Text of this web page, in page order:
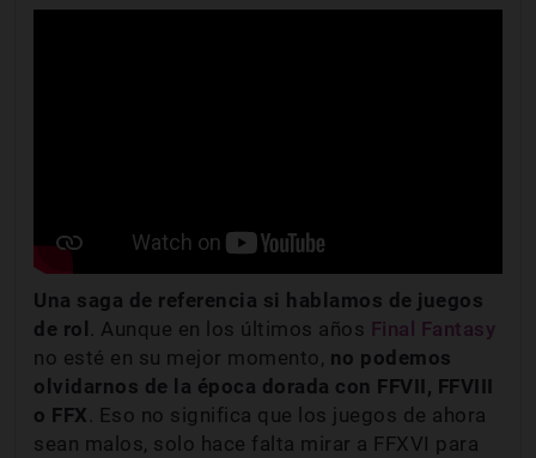
Una saga de referencia si hablamos de juegos
de rol . Aunque en los últimos años Final Fantasy
no esté en su mejor momento, no podemos
olvidarnos de la época dorada con FFVII, FFVIII
o FFX . Eso no significa que los juegos de ahora
sean malos, solo hace falta mirar a FFXVI para